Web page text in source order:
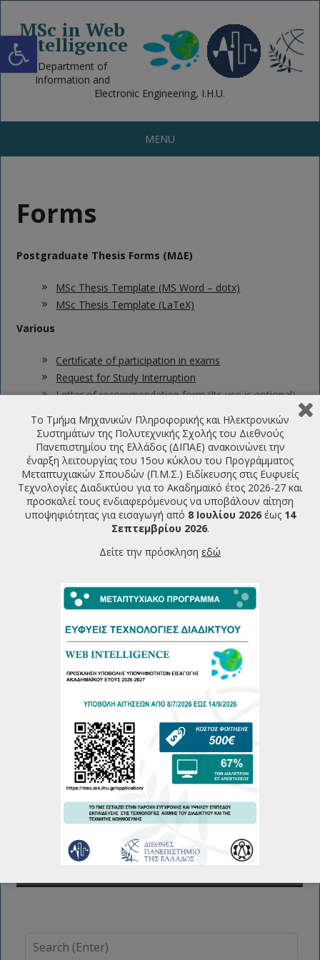
Open toolbarMSc in Web
Intelligence
Department of
Information and
Electronic Engineering, I.H.U.
MENU
Forms
Postgraduate Thesis Forms (ΜΔΕ)
MSc Thesis Template (MS Word – dotx)
MSc Thesis Template (LaTeX)
Various
Certificate of participation in exams
Request for Study Interruption
Letter of recommendation form(Its use is optional)
LATEST ANNOUNCEMENTS
Πρόσκληση υποβολής υποψηφιότητας για την εισαγωγή
φοιτητών στο ΠΜΣ Ευφυείς Τεχνολογίες Διαδικτύου
2026-2027
07/07/2026
Πρόγραμμα Παρουσιάσεων Μεταπτυχιακών Διπλωματικών
Εργασιών Ιούνιος 2026
Πρόγραμμα Εξεταστικής Περιόδου Εαρινού Εξαμήνου
Πρόγραμμα Παρουσιάσεων Μεταπτυχιακών Διπλωματικών
Εργασιών Φεβρουάριου 2026
19/02/2026
Το Τμήμα Μηχανικών Πληροφορικής και Ηλεκτρονικών
Συστημάτων της Πολυτεχνικής Σχολής του Διεθνούς
Πανεπιστημίου της Ελλάδος (ΔΙΠΑΕ) ανακοινώνει την
έναρξη λειτουργίας του 15ου κύκλου του Προγράμματος
Μεταπτυχιακών Σπουδών (Π.Μ.Σ.) Ειδίκευσης στις Ευφυείς
Τεχνολογίες Διαδικτύου για το Ακαδημαϊκό έτος 2026-27 και
προσκαλεί τους ενδιαφερόμενους να υποβάλουν αίτηση
υποψηφιότητας για εισαγωγή από 8 Ιουλίου 2026 έως 14
Σεπτεμβρίου 2026.
Δείτε την πρόσκληση εδώ